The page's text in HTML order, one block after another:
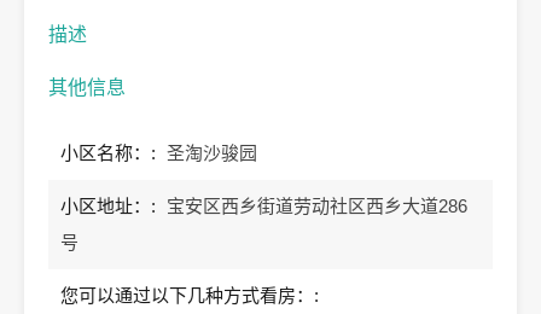
描述
其他信息
小区名称：: 圣淘沙骏园
小区地址：:
宝安区西乡街道劳动社区西乡大道286
号
您可以通过以下几种方式看房：: